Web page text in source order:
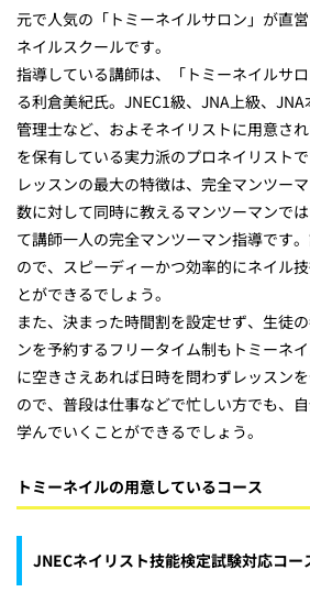
元で人気の「トミーネイルサロン」が直
ネイルスクールです。
指導している講師は、「トミーネイルサ
る利倉美紀氏。JNEC1級、JNA上級、
管理士など、およそネイリストに用意さ
を保有している実力派のプロネイリストで
レッスンの最大の特徴は、完全マンツー
数に対して同時に教えるマンツーマンで
て講師一人の完全マンツーマン指導です
ので、スピーディーかつ効率的にネイル
とができるでしょう。
また、決まった時間割を設定せず、生徒
ンを予約するフリータイム制もトミーネ
に空きさえあれば日時を問わずレッスン
ので、普段は仕事などで忙しい方でも、
学んでいくことができるでしょう。
トミーネイルの用意しているコース
JNECネイリスト技能検定試験対応コー